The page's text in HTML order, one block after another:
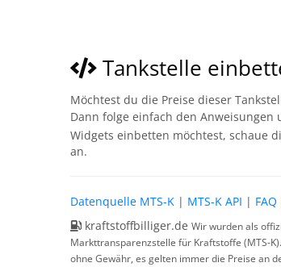
Tankstelle
Möchtest du die Preise dieser
Dann folge einfach den Anweisungen
Widgets einbetten möchtest, schaue
an.
Datenquelle MTS-K | MTS-K API | FAQ
kraftstoffbilliger.de Wir wurden als
Markttransparenzstelle für Kraftstoffe (MTS-
ohne Gewähr, es gelten immer die Preise an